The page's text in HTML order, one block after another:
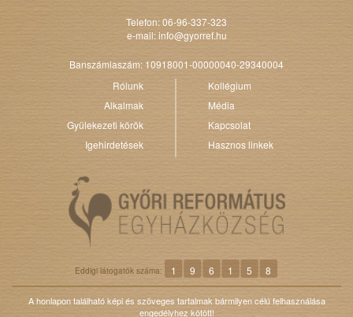
Telefon: 06-96-337-323
e-mail:info@gyorref.hu
Banszámlaszám: 10918001-00000040-29340004
Rólunk
Alkalmak
Gyülekezeti körök
Igehirdetések
Kollégium
Média
Kapcsolat
Hasznos linkek
Eddigi látogatók száma: 1 9 6 1 5 8
A honlapon található képi és szöveges tartalmak bármilyen célú felhasználása
engedélyhez kötött!